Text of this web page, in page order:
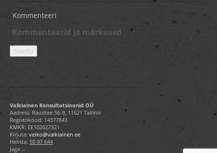
Kommenteeri
Valkiainen Konsultatsioonid OÜ
Aadress: Raudtee 56-9, 11621 Tallinn
Registrikood: 14377843
KMKR: EE102027321
Kirjuta: veiko@valkiainen.ee
Helista: 50 97 644
Jaga ...